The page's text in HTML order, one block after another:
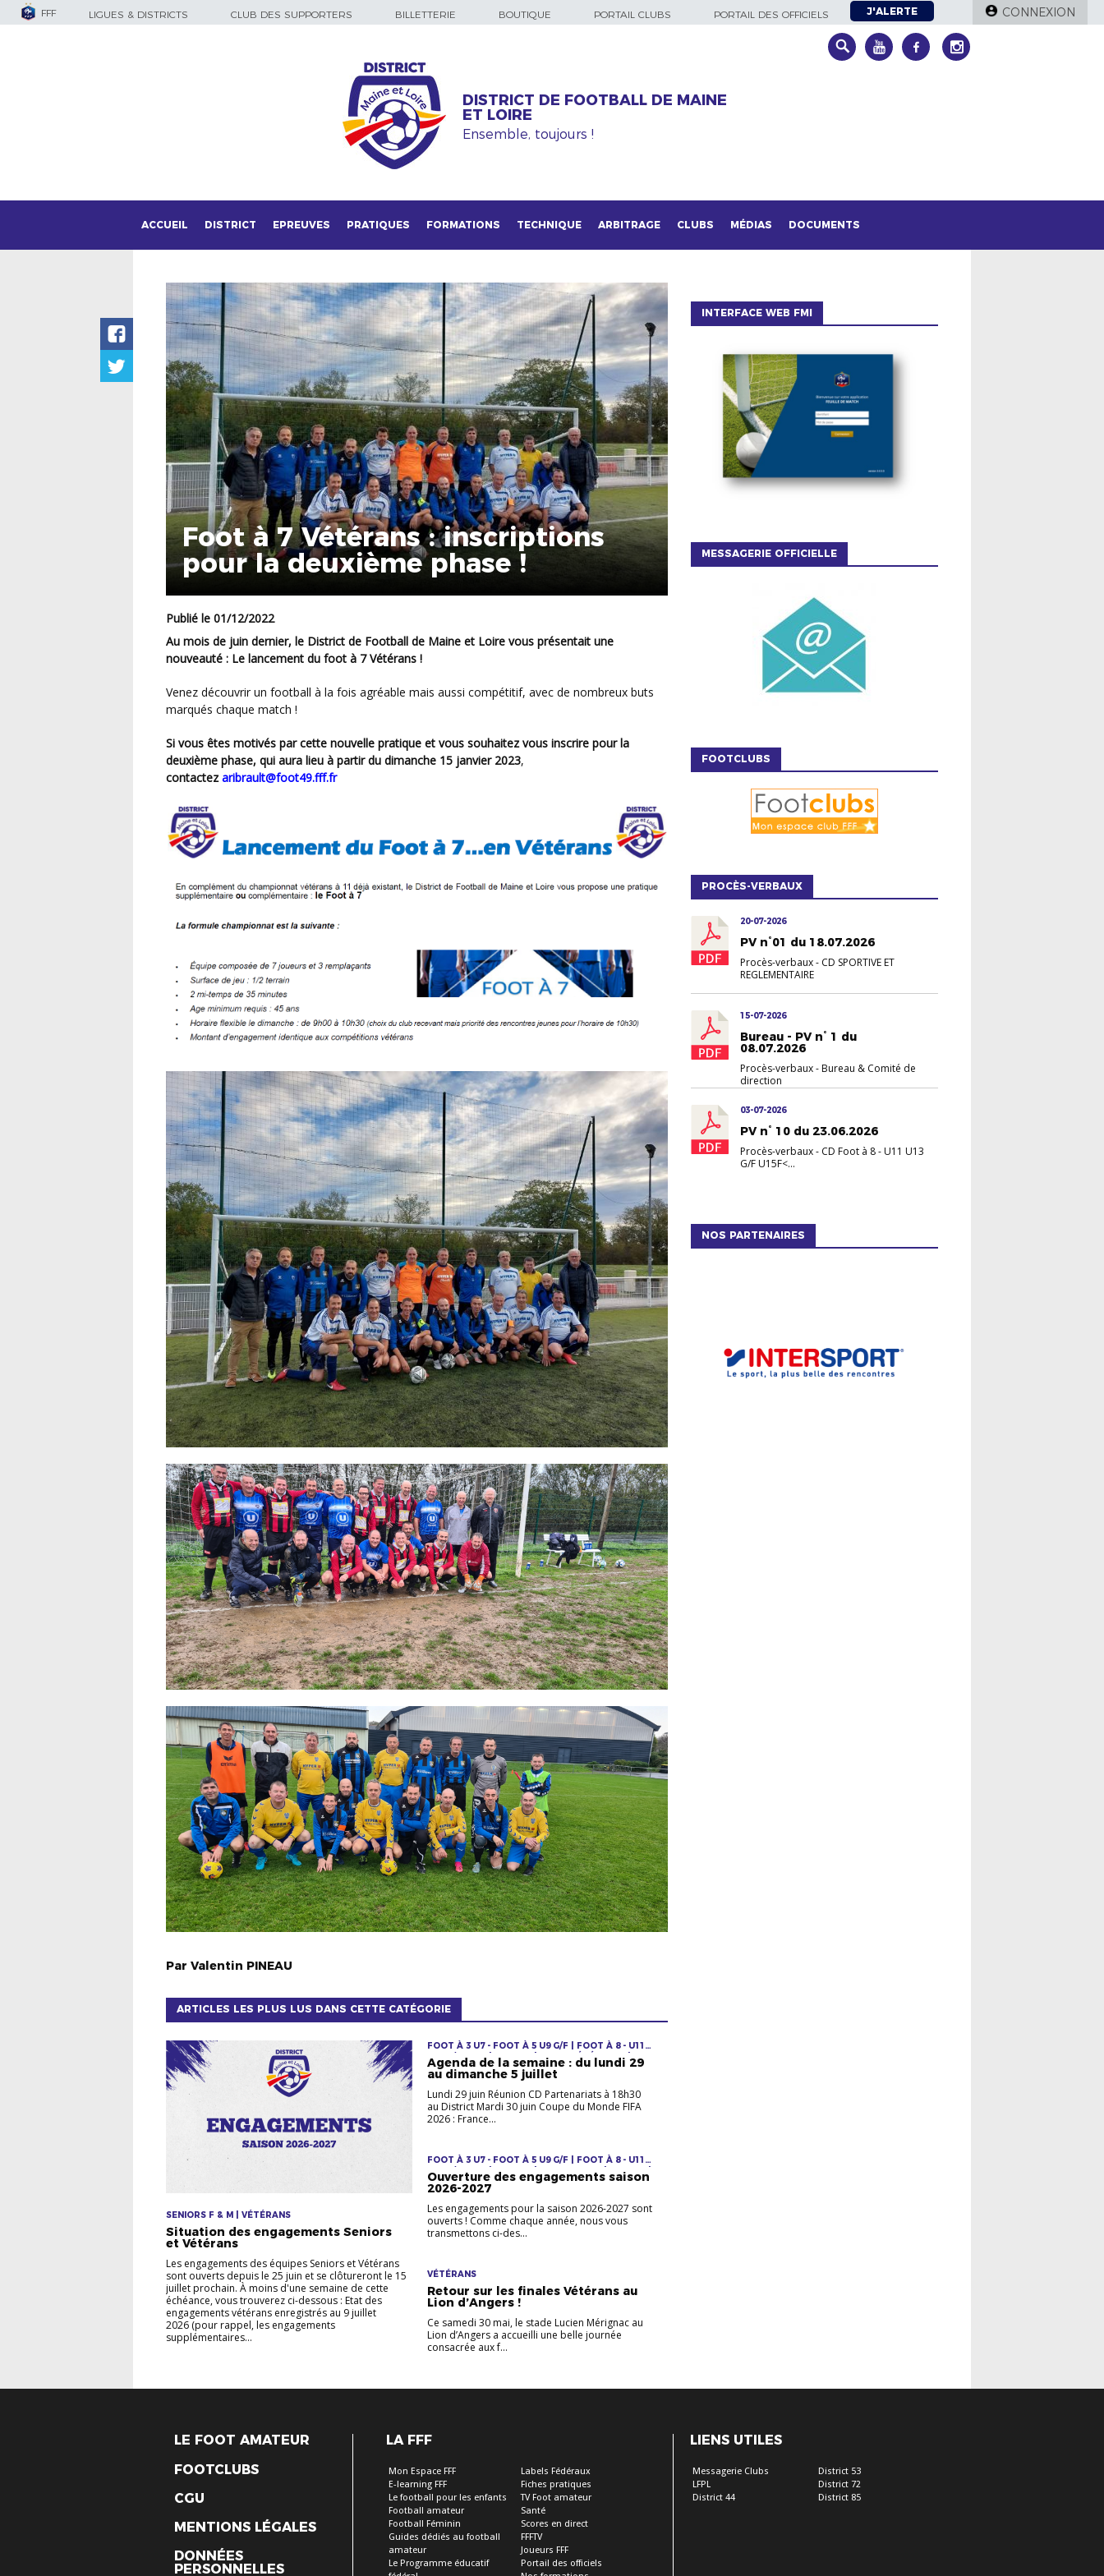
FFF LIGUES & DISTRICTS CLUB DES SUPPORTERS BILLETTERIE BOUTIQUE PORTAIL CLUBS PORTAIL DES OFFICIELS J'ALERTE CONNEXION
DISTRICT DE FOOTBALL DE MAINE
ET LOIRE
Ensemble, toujours !
ACCUEIL DISTRICT EPREUVES PRATIQUES FORMATIONS TECHNIQUE ARBITRAGE CLUBS MÉDIAS DOCUMENTS
Foot à 7 Vétérans : inscriptions
pour la deuxième phase !
Publié le 01/12/2022
Au mois de juin dernier, le District de Football de Maine et Loire vous présentait une
nouveauté : Le lancement du foot à 7 Vétérans !
Venez découvrir un football à la fois agréable mais aussi compétitif, avec de nombreux buts
marqués chaque match !
Si vous êtes motivés par cette nouvelle pratique et vous souhaitez vous inscrire pour la
deuxième phase, qui aura lieu à partir du dimanche 15 janvier 2023,
contactezaribrault@foot49.fff.fr
Par Valentin PINEAU
ARTICLES LES PLUS LUS DANS CETTE CATÉGORIE
SENIORS F & M | VÉTÉRANS
Situation des engagements Seniors
et Vétérans
Les engagements des équipes Seniors et Vétérans
sont ouverts depuis le 25 juin et se clôtureront le 15
juillet prochain. À moins d'une semaine de cette
échéance, vous trouverez ci-dessous : Etat des
engagements vétérans enregistrés au 9 juillet
2026 (pour rappel, les engagements
supplémentaires...
FOOT À 3 U7 - FOOT À 5 U9 G/F | FOOT À 8 - U11
U13 G/F U15F | FUTSAL | INFOS GÉNÉRALES |
JEUNES F & M | LOISIRS | SENIORS F & M |
VÉTÉRANS
Agenda de la semaine : du lundi 29
au dimanche 5 juillet
Lundi 29 juin Réunion CD Partenariats à 18h30
au District Mardi 30 juin Coupe du Monde FIFA
2026 : France...
FOOT À 3 U7 - FOOT À 5 U9 G/F | FOOT À 8 - U11
U13 G/F U15F | FUTSAL | JEUNES F & M | LOISIRS |
SENIORS F & M | VÉTÉRANS
Ouverture des engagements saison
2026-2027
Les engagements pour la saison 2026-2027 sont
ouverts ! Comme chaque année, nous vous
transmettons ci-des...
VÉTÉRANS
Retour sur les finales Vétérans au
Lion d’Angers !
Ce samedi 30 mai, le stade Lucien Mérignac au
Lion d’Angers a accueilli une belle journée
consacrée aux f...
INTERFACE WEB FMI
MESSAGERIE OFFICIELLE
FOOTCLUBS
PROCÈS-VERBAUX
20-07-2026
PV n°01 du 18.07.2026
Procès-verbaux- CD SPORTIVE ET
REGLEMENTAIRE
15-07-2026
Bureau - PV n° 1 du
08.07.2026
Procès-verbaux- Bureau & Comité de
direction
03-07-2026
PV n° 10 du 23.06.2026
Procès-verbaux- CD Foot à 8 - U11 U13
G/F U15F<...
NOS PARTENAIRES
LE FOOT AMATEUR
FOOTCLUBS
CGU
MENTIONS LÉGALES
DONNÉES
PERSONNELLES
LA FFF
Mon Espace FFF
E-learning FFF
Le football pour les enfants
Football amateur
Football Féminin
Guides dédiés au football
amateur
Le Programme éducatif
Labels Fédéraux
Fiches pratiques
TV Foot amateur
Santé
Scores en direct
FFFTV
Joueurs FFF
Portail des officiels
LIENS UTILES
Messagerie Clubs
LFPL
District 44
District 53
District 72
District 85